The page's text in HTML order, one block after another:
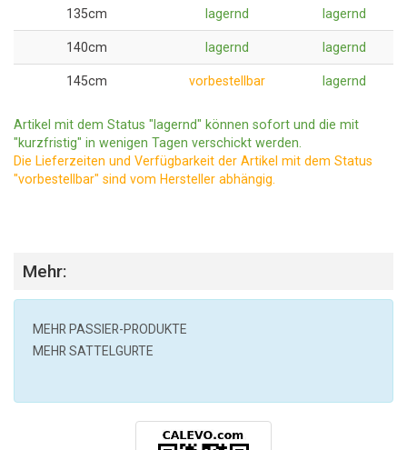
135cm lagernd lagernd
140cm lagernd lagernd
145cm vorbestellbar lagernd
Artikel mit dem Status "lagernd" können sofort und die mit
"kurzfristig" in wenigen Tagen verschickt werden.
Die Lieferzeiten und Verfügbarkeit der Artikel mit dem Status
"vorbestellbar" sind vom Hersteller abhängig.
Mehr:
MEHR PASSIER-PRODUKTE
MEHR SATTELGURTE